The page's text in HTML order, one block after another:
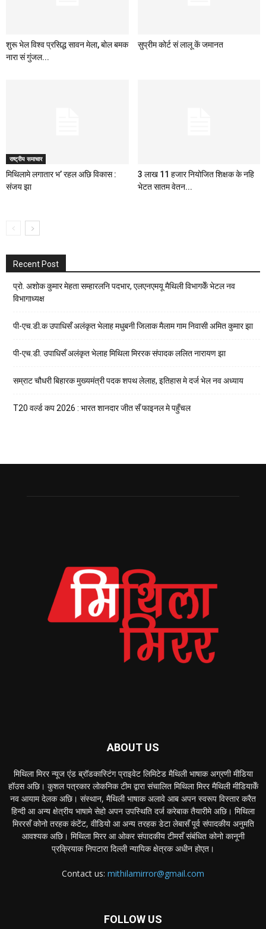
शुरू भेल विश्व प्रसिद्ध सावन मेला, बोल बमक
नारा सं गुंजल...
सुप्रीम कोर्ट सं लालू कें जमानत
राष्ट्रीय समाचार
मिथिलामे लगातार भ’ रहल अछि विकास :
संजय झा
3 लाख 11 हजार नियोजित शिक्षक के नहि
भेटत सातम वेतन...
Recent Post
प्रो. अशोक कुमार मेहता सम्हारलनि पदभार, एलएनएमयू मैथिली विभागकेँ भेटल नव
विभागाध्यक्ष
पी-एच.डी.क उपाधिसँ अलंकृत भेलाह मधुबनी जिलाक मैलाम गाम निवासी अमित कुमार झा
पी-एच.डी. उपाधिसँ अलंकृत भेलाह मिथिला मिररक संपादक ललित नारायण झा
सम्राट चौधरी बिहारक मुख्यमंत्री पदक शपथ लेलाह, इतिहास मे दर्ज भेल नव अध्याय
T20 वर्ल्ड कप 2026 : भारत शानदार जीत सँ फाइनल मे पहुँचल
ABOUT US
मिथिला मिरर न्यूज एंड ब्रॉडकास्टिंग प्राइवेट लिमिटेड मैथिली भाषाक अग्रणी मीडिया
हॉउस अछि। कुशल पत्रकार लोकनिक टीम द्वारा संचालित मिथिला मिरर मैथिली मीडियाकेँ
नव आयाम देलक अछि। संस्थान, मैथिली भाषाक अलावे आब अपन स्वरूप विस्तार करैत
हिन्दी आ अन्य क्षेत्रीय भाषामे सेहो अपन उपस्थिति दर्ज करेबाक तैयारीमे अछि। मिथिला
मिररसँ कोनो तरहक कंटेंट, वीडियो आ अन्य तरहक डेटा लेबासँ पूर्व संपादकीय अनुमति
आवश्यक अछि। मिथिला मिरर आ ओकर संपादकीय टीमसँ संबंधित कोनो कानूनी
प्रक्रियाक निपटारा दिल्ली न्यायिक क्षेत्रक अधीन होएत।
Contact us: mithilamirror@gmail.com
FOLLOW US